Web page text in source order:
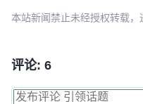
本站新闻禁止未经授权转载
评论: 6